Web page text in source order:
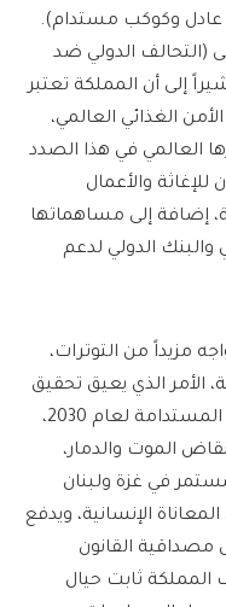
عادل وكوكب مستدام).
(التحالف الدولي ضد
إلى أن المملكة تعتبر
الغذائي العالمي،
العالمي في هذا الصدد
والأعمال
إضافة إلى مساهماتها
والبنك الدولي لدعم
مزيداً من التوترات،
الأمر الذي يعيق تحقيق
أهداف التنمية بما فيها أهداف التنمية المستدامة لعام 2030،
الموت والدمار،
في غزة ولبنان
الإنسانية، ويدفع
القانون
ثابت حيال